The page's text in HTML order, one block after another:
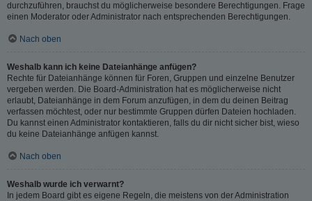
durchzuführen, brauchst du möglicherweise besondere Berechtigungen. Frage
einen Moderator oder Administrator nach entsprechenden Berechtigungen.
Nach oben
Weshalb kann ich keine Dateianhänge anfügen?
Rechte für Dateianhänge können für Foren, Gruppen und einzelne Benutzer
vergeben werden. Die Board-Administration hat es möglicherweise nicht
erlaubt, Dateianhänge in dem Forum anzufügen, in dem du deinen Beitrag
verfassen möchtest, oder nur bestimmte Gruppen dürfen Dateien hochladen.
Du kannst einen Administrator kontaktieren, falls du dir nicht sicher bist, wieso
du keine Dateianhänge anfügen kannst.
Nach oben
Weshalb wurde ich verwarnt?
In jedem Board gibt es eigene Regeln, die meistens von der Administration